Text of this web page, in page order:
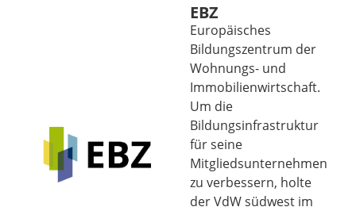
EBZ
Europäisches
Bildungszentrum der
Wohnungs- und
Immobilienwirtschaft.
Um die
Bildungsinfrastruktur
für seine
Mitgliedsunternehmen
zu verbessern, holte
der VdW südwest im